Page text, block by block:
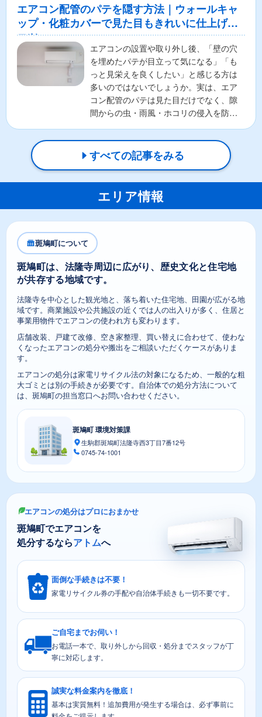
エアコン配管のパテを隠す方法｜ウォールキャ
ップ・化粧カバーで見た目もきれいに仕上げる
コツ
エアコンの設置や取り外し後、「壁の穴
を埋めたパテが目立って気になる」「も
っと見栄えを良くしたい」と感じる方は
多いのではないでしょうか。実は、エア
コン配管のパテは見た目だけでなく、隙
間からの虫・雨風・ホコリの侵入を防ぐ
すべての記事をみる
エリア情報
斑鳩町について
斑鳩町は、法隆寺周辺に広がり、歴史文化と住宅地
が共存する地域です。
法隆寺を中心とした観光地と、落ち着いた住宅地、田園が広がる地
域です。商業施設や公共施設の近くでは人の出入りが多く、住居と
事業用物件でエアコンの使われ方も変わります。
店舗改装、戸建て改修、空き家整理、買い替えに合わせて、使わな
くなったエアコンの処分や搬出をご相談いただくケースがありま
す。
エアコンの処分は家電リサイクル法の対象になるため、一般的な粗
大ゴミとは別の手続きが必要です。自治体での処分方法について
は、斑鳩町の担当窓口へお問い合わせください。
斑鳩町 環境対策課
生駒郡斑鳩町法隆寺西3丁目7番12号
0745-74-1001
エアコンの処分はプロにおまかせ
斑鳩町でエアコンを
処分するならアトムへ
面倒な手続きは不要！
家電リサイクル券の手配や自治体手続きも一切不要です。
ご自宅までお伺い！
お電話一本で、取り外しから回収・処分までスタッフが丁
寧に対応します。
誠実な料金案内を徹底！
基本は実質無料！追加費用が発生する場合は、必ず事前に